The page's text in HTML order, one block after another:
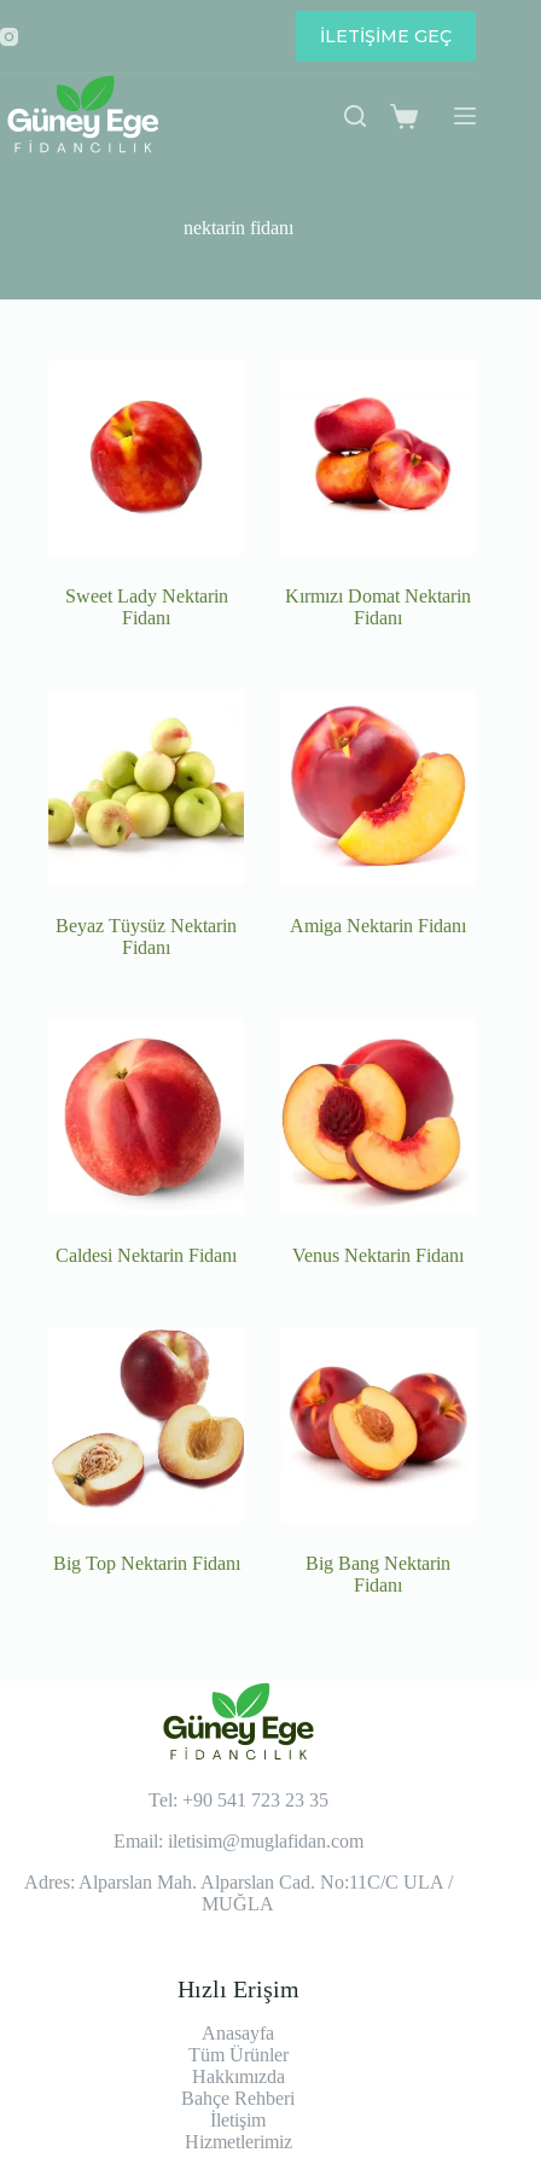
to
content
İLETİŞİME GEÇ
Shopping
nektarin fidanı
Sweet Lady Nektarin
Fidanı
Kırmızı Domat Nektarin
Fidanı
Beyaz Tüysüz Nektarin
Fidanı
Amiga Nektarin Fidanı
Caldesi Nektarin Fidanı Venus Nektarin Fidanı
Big Top Nektarin Fidanı
Big Bang Nektarin
Fidanı
Tel: +90 541 723 23 35
Email: iletisim@muglafidan.com
Adres: Alparslan Mah. Alparslan Cad. No:11C/C ULA /
MUĞLA
Hızlı Erişim
Anasayfa
Tüm Ürünler
Hakkımızda
Bahçe Rehberi
İletişim
Hizmetlerimiz